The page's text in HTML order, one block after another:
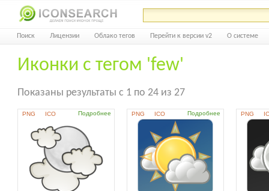
Поиск Лицензии Облако тегов Перейти к версии v2 О системе
Иконки с тегом 'few'
Показаны результаты с 1 по 24 из 27
PNG ICO Подробнее PNG ICO Подробнее PNG